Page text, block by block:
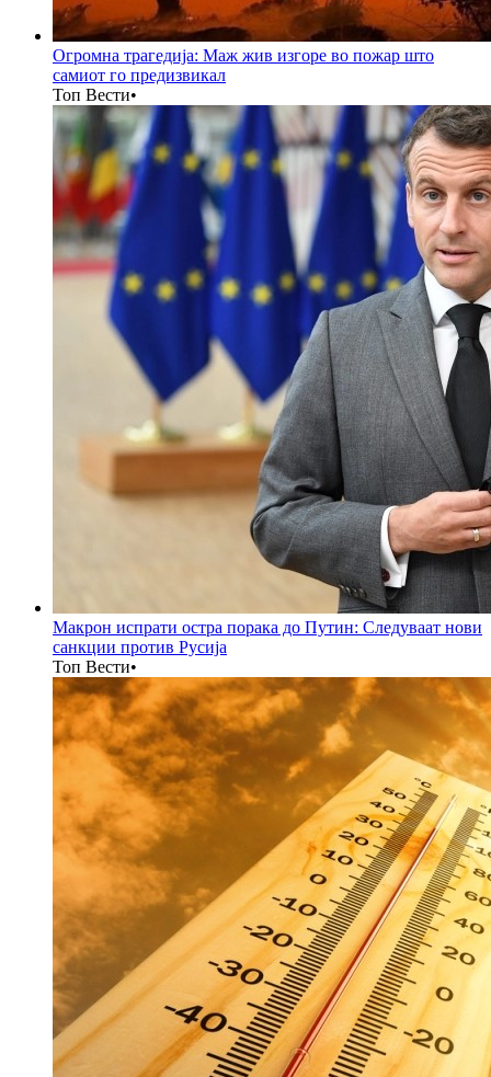
Огромна трагедија: Маж жив изгоре во пожар што
самиот го предизвикал
Топ Вести•
Макрон испрати остра порака до Путин: Следуваат нови
санкции против Русија
Топ Вести•